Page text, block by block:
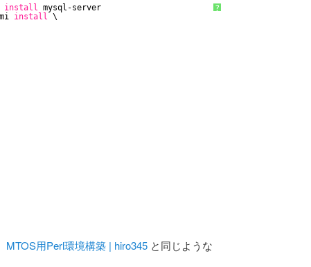
?
install mysql-server
install \
MTOS用Perl環境構築 | hiro345と同じような